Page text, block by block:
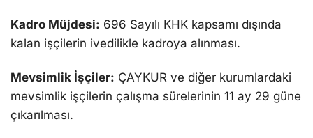
Kadro Müjdesi: 696 Sayılı KHK kapsamı dışında
kalan işçilerin ivedilikle kadroya alınması.
Mevsimlik İşçiler: ÇAYKUR ve diğer kurumlardaki
mevsimlik işçilerin çalışma sürelerinin 11 ay 29 güne
çıkarılması.